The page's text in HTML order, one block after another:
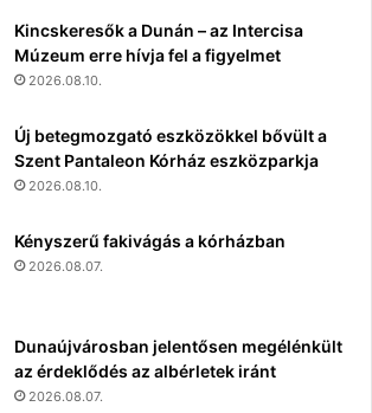
Kincskeresők a Dunán – az Intercisa
Múzeum erre hívja fel a figyelmet
2026.08.10.
Új betegmozgató eszközökkel bővült a
Szent Pantaleon Kórház eszközparkja
2026.08.10.
Kényszerű fakivágás a kórházban
2026.08.07.
Dunaújvárosban jelentősen megélénkült
az érdeklődés az albérletek iránt
2026.08.07.